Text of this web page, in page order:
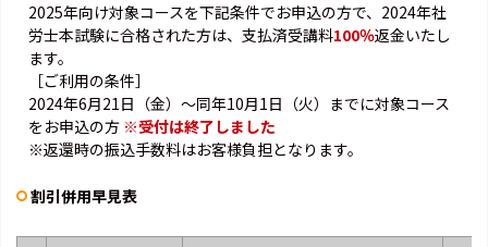
2025年向け対象コースを下記条件でお申込の方で、2024年社
労士本試験に合格された方は、支払済受講料100％返金いたし
ます。
［ご利用の条件］
2024年6月21日（金）～同年10月1日（火）までに対象コース
をお申込の方 ※受付は終了しました
※返還時の振込手数料はお客様負担となります。
割引併用早見表